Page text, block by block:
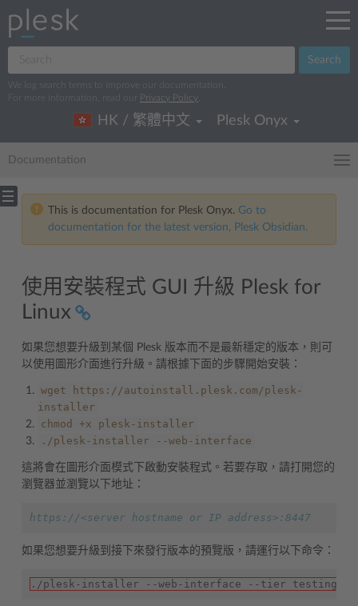
Search
We log search terms to improve our documentation.
For more information, read our
Privacy Policy
HK / 繁體中文 Plesk Onyx
Documentation
This is documentation for Plesk Onyx. Go to
documentation for the latest version, Plesk Obsidian.
使用安裝程式 GUI 升級 Plesk for
Linux
如果您想要升級到某個 Plesk 版本而不是最新穩定的版本，則可
以使用圖形介面進行升級。請根據下面的步驟開始安裝：
wget
https://autoinstall.plesk.com/plesk-
installer
chmod
+x
plesk-installer
./plesk-installer
--web-interface
這將會在圖形介面模式下啟動安裝程式。若要存取，請打開您的
瀏覽器並瀏覽以下地址：
https://<server hostname or IP address>:8447
如果您想要升級到接下來發行版本的預覽版，請運行以下命令：
./plesk-installer --web-interface --tier testing